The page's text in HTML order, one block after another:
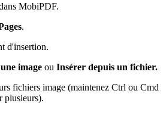
MobiPDF.
.
d'insertion.
image ou Insérer depuis un fichier.
fichiers image (maintenez Ctrl ou Cmd
plusieurs).